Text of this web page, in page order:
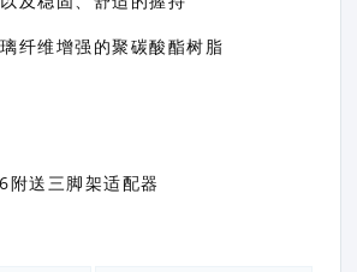
纤维增强的聚碳酸酯树脂
送三脚架适配器